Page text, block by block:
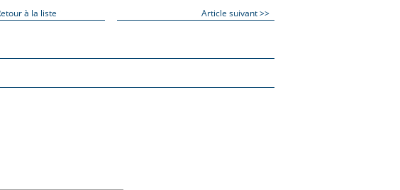
à la liste Article suivant >>